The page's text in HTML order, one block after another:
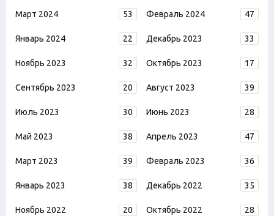
Март 2024 53 Февраль 2024 47
Январь 2024 22 Декабрь 2023 33
Ноябрь 2023 32 Октябрь 2023 17
Сентябрь 2023 20 Август 2023 39
Июль 2023 30 Июнь 2023 28
Май 2023 38 Апрель 2023 47
Март 2023 39 Февраль 2023 36
Январь 2023 38 Декабрь 2022 35
Ноябрь 2022 20 Октябрь 2022 28